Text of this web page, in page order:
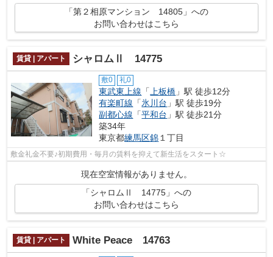
「第２相原マンション 14805」への
お問い合わせはこちら
賃貸 | アパート シャロムⅡ 14775
敷0 礼0
東武東上線 「上板橋 」駅 徒歩12分
有楽町線 「氷川台 」駅 徒歩19分
副都心線 「平和台 」駅 徒歩21分
築34年
東京都練馬区錦１丁目
敷金礼金不要♪初期費用・毎月の賃料を抑えて新生活をスタート☆
現在空室情報がありません。
「シャロムⅡ 14775」への
お問い合わせはこちら
賃貸 | アパート White Peace 14763